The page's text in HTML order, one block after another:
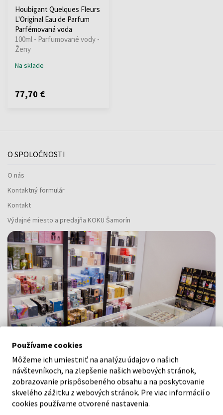
Houbigant Quelques Fleurs
L'Original Eau de Parfum
Parfémovaná voda
100ml - Parfumované vody -
Ženy
Na sklade
77,70 €
O SPOLOČNOSTI
O nás
Kontaktný formulár
Kontakt
Výdajné miesto a predajňa KOKU Šamorín
Navštívte našu predajňu v Šamoríne
Po - Pi: 8:00 - 16:00
Na Bratislavskej 64/76, Šamorín, 931 01
Používame cookies
Môžeme ich umiestniť na analýzu údajov o našich
návštevníkoch, na zlepšenie našich webových stránok,
zobrazovanie prispôsobeného obsahu a na poskytovanie
skvelého zážitku z webových stránok. Pre viac informácií o
cookies používame otvorené nastavenia.